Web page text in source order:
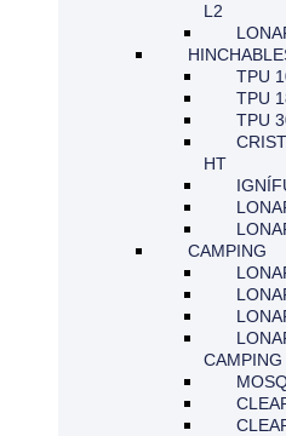
L2
TPU
TPU
TPU
HT
CAMPING
CAMPING